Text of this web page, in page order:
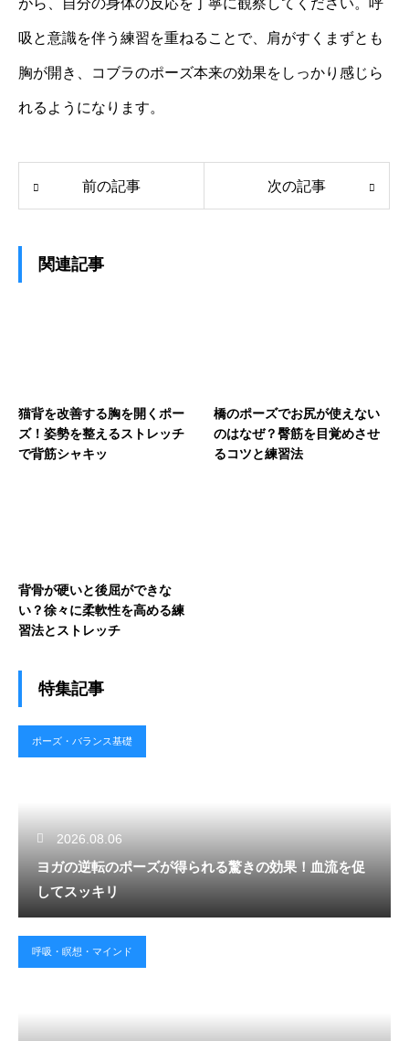
がら、自分の身体の反応を丁寧に観察してください。呼
吸と意識を伴う練習を重ねることで、肩がすくまずとも
胸が開き、コブラのポーズ本来の効果をしっかり感じら
れるようになります。
前の記事 次の記事
関連記事
猫背を改善する胸を開くポー
ズ！姿勢を整えるストレッチ
で背筋シャキッ
橋のポーズでお尻が使えない
のはなぜ？臀筋を目覚めさせ
るコツと練習法
背骨が硬いと後屈ができな
い？徐々に柔軟性を高める練
習法とストレッチ
特集記事
ポーズ・バランス基礎
2026.08.06
ヨガの逆転のポーズが得られる驚きの効果！血流を促
してスッキリ
呼吸・瞑想・マインド